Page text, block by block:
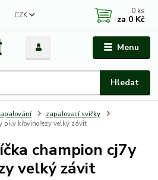
Menu
CZK
Hledat
0 ks
za 0 Kč
zapalovací svíčky
pily křovinořezy velký závit
champion cj7y
velký závit